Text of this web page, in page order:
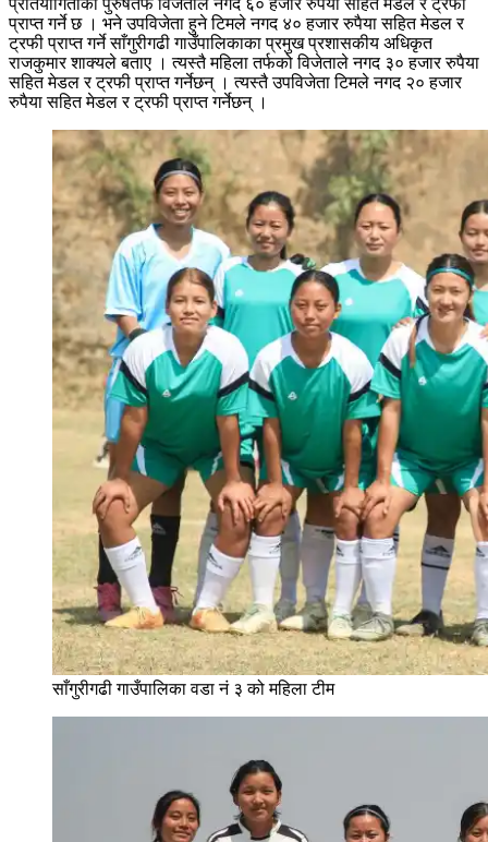
प्रतियोगिताको पुरुषतर्फ विजेताले नगद ६० हजार रुपैया सहित मेडल र ट्रफी
प्राप्त गर्ने छ । भने उपविजेता हुने टिमले नगद ४० हजार रुपैया सहित मेडल र
ट्रफी प्राप्त गर्ने साँगुरीगढी गाउँपालिकाका प्रमुख प्रशासकीय अधिकृत
राजकुमार शाक्यले बताए । त्यस्तै महिला तर्फको विजेताले नगद ३० हजार रुपैया
सहित मेडल र ट्रफी प्राप्त गर्नेछन् । त्यस्तै उपविजेता टिमले नगद २० हजार
रुपैया सहित मेडल र ट्रफी प्राप्त गर्नेछन् ।
साँगुरीगढी गाउँपालिका वडा नं ३ को महिला टीम